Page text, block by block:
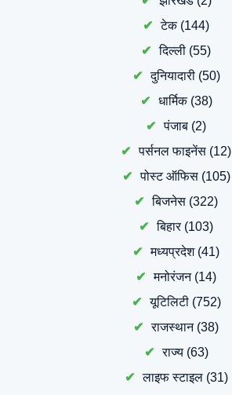
टेक(144)
दिल्ली (55)
दुनियादारी(50)
धार्मिक(38)
पंजाब (2)
पर्सनल फाइनेंस (12)
पोस्ट ऑफिस(105)
बिजनेस (322)
बिहार(103)
मध्यप्रदेश(41)
मनोरंजन(14)
यूटिलिटी(752)
राजस्थान(38)
राज्य(63)
लाइफ स्टाइल(31)